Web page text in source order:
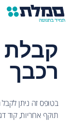
קבלת
רכבך
בטופס זה ניתן
תוקף אחריות, קוד